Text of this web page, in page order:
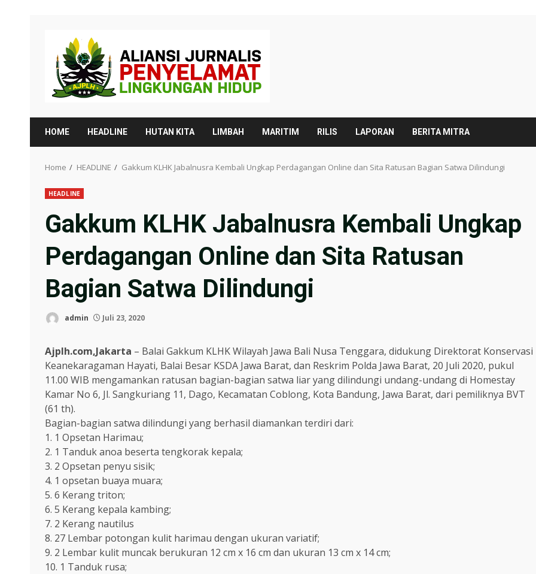
HOME HEADLINE HUTAN KITA LIMBAH MARITIM RILIS LAPORAN BERITA MITRA
Home HEADLINE Gakkum KLHK Jabalnusra Kembali Ungkap Perdagangan Online dan Sita Ratusan Bagian Satwa Dilindungi
HEADLINE
Gakkum KLHK Jabalnusra Kembali Ungkap
Perdagangan Online dan Sita Ratusan
Bagian Satwa Dilindungi
admin Juli 23, 2020
Ajplh.com,Jakarta – Balai Gakkum KLHK Wilayah Jawa Bali Nusa Tenggara, didukung Direktorat Konservasi
Keanekaragaman Hayati, Balai Besar KSDA Jawa Barat, dan Reskrim Polda Jawa Barat, 20 Juli 2020, pukul
11.00 WIB mengamankan ratusan bagian-bagian satwa liar yang dilindungi undang-undang di Homestay
Kamar No 6, Jl. Sangkuriang 11, Dago, Kecamatan Coblong, Kota Bandung, Jawa Barat, dari pemiliknya BVT
(61 th).
Bagian-bagian satwa dilindungi yang berhasil diamankan terdiri dari:
1. 1 Opsetan Harimau;
2. 1 Tanduk anoa beserta tengkorak kepala;
3. 2 Opsetan penyu sisik;
4. 1 opsetan buaya muara;
5. 6 Kerang triton;
6. 5 Kerang kepala kambing;
7. 2 Kerang nautilus
8. 27 Lembar potongan kulit harimau dengan ukuran variatif;
9. 2 Lembar kulit muncak berukuran 12 cm x 16 cm dan ukuran 13 cm x 14 cm;
10. 1 Tanduk rusa;